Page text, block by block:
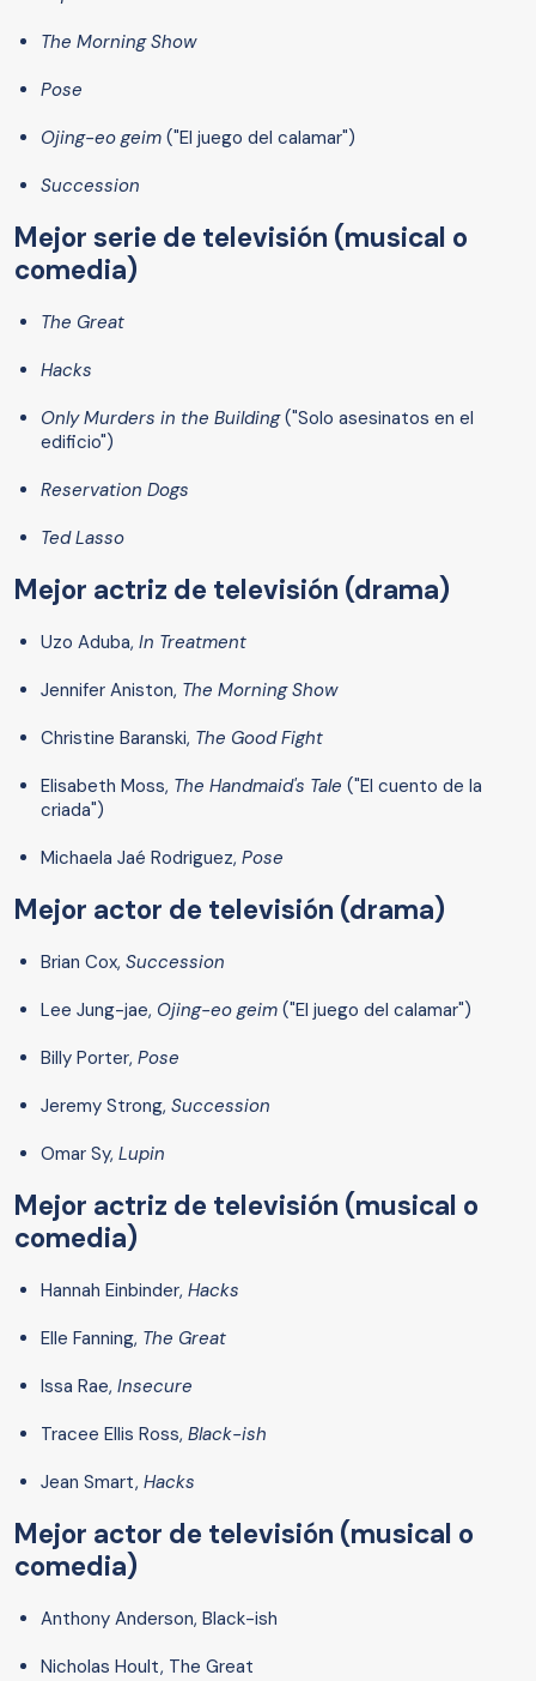
The Morning Show
Pose
Ojing-eo geim ("El juego del calamar")
Succession
Mejor serie de televisión (musical o
comedia)
The Great
Hacks
Only Murders in the Building("Solo asesinatos en el
edificio")
Reservation Dogs
Ted Lasso
Mejor actriz de televisión (drama)
Uzo Aduba, In Treatment
Jennifer Aniston, The Morning Show
Christine Baranski, The Good Fight
Elisabeth Moss, The Handmaid's Tale ("El cuento de la
criada")
Michaela Jaé Rodriguez, Pose
Mejor actor de televisión (drama)
Brian Cox, Succession
Lee Jung-jae, Ojing-eo geim ("El juego del calamar")
Billy Porter, Pose
Jeremy Strong, Succession
Omar Sy, Lupin
Mejor actriz de televisión (musical o
comedia)
Hannah Einbinder, Hacks
Elle Fanning, The Great
Issa Rae, Insecure
Tracee Ellis Ross, Black-ish
Jean Smart, Hacks
Mejor actor de televisión (musical o
comedia)
Anthony Anderson, Black-ish
Nicholas Hoult, The Great